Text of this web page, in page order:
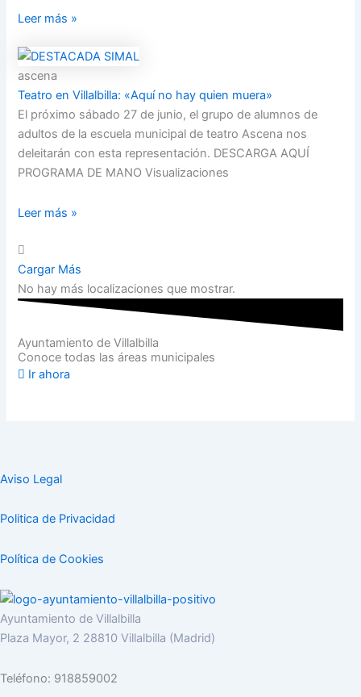
Leer más »
ascena
Teatro en Villalbilla: «Aquí no hay quien muera»
El próximo sábado 27 de junio, el grupo de alumnos de
adultos de la escuela municipal de teatro Ascena nos
deleitarán con esta representación. DESCARGA AQUÍ
PROGRAMA DE MANO Visualizaciones
Leer más »
Cargar Más
No hay más localizaciones que mostrar.
Ayuntamiento de Villalbilla
Conoce todas las áreas municipales
Ir ahora
Aviso Legal
Politica de Privacidad
Política de Cookies
Ayuntamiento de Villalbilla
Plaza Mayor, 2 28810 Villalbilla (Madrid)
Teléfono: 918859002